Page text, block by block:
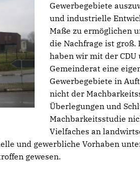
Gewerbegebiete
und industrielle
Maße zu ermöglichen
die Nachfrage ist groß.
haben wir mit der
Gemeinderat eine
Gewerbegebiete in
nicht der
Überlegungen und
Machbarkeitsstudie
Vielfaches an
und gewerbliche Vorhaben
gewesen.